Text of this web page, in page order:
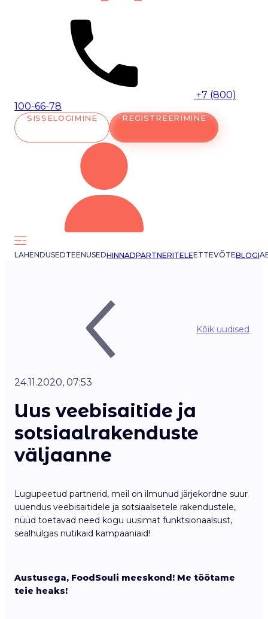
+7 (800)
100-66-78
SISSELOGIMINE REGISTREERIMINE
LAHENDUSEDTEENUSEDHINNADPARTNERITELEETTEVÕTEBLOGI
Kõik uudised
24.11.2020, 07:53
Uus veebisaitide ja
sotsiaalrakenduste
väljaanne
Lugupeetud partnerid, meil on ilmunud järjekordne suur
uuendus veebisaitidele ja sotsiaalsetele rakendustele,
nüüd toetavad need kogu uusimat funktsionaalsust,
sealhulgas nutikaid kampaaniaid!
Austusega, FoodSouli meeskond! Me töötame
teie heaks!